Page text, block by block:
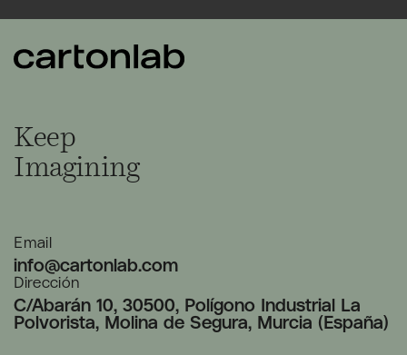
Keep
Imagining
Email
info@cartonlab.com
Dirección
C/Abarán 10, 30500, Polígono Industrial La
Polvorista, Molina de Segura, Murcia (España)